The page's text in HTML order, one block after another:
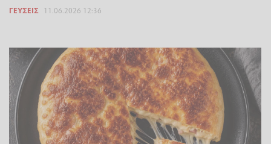
ΓΕΎΣΕΙΣ 11.06.2026 12:36